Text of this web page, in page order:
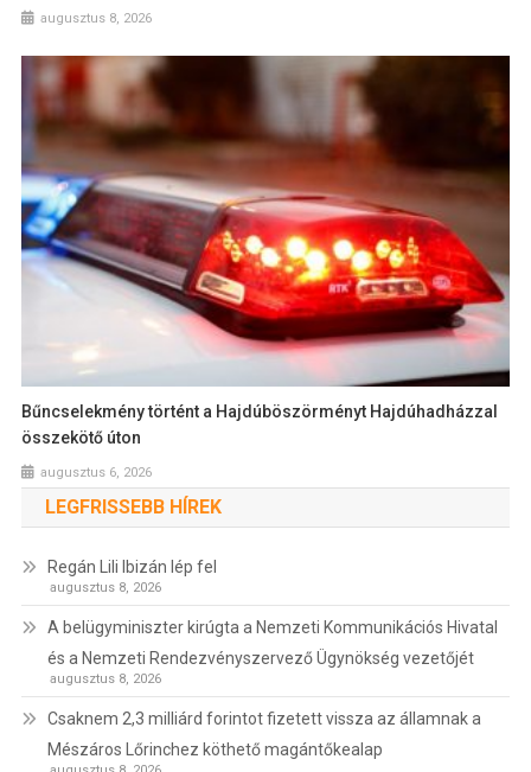
augusztus 8, 2026
Bűncselekmény történt a Hajdúböszörményt Hajdúhadházzal
összekötő úton
augusztus 6, 2026
LEGFRISSEBB HÍREK
Regán Lili Ibizán lép fel
augusztus 8, 2026
A belügyminiszter kirúgta a Nemzeti Kommunikációs Hivatal
és a Nemzeti Rendezvényszervező Ügynökség vezetőjét
augusztus 8, 2026
Csaknem 2,3 milliárd forintot fizetett vissza az államnak a
Mészáros Lőrinchez köthető magántőkealap